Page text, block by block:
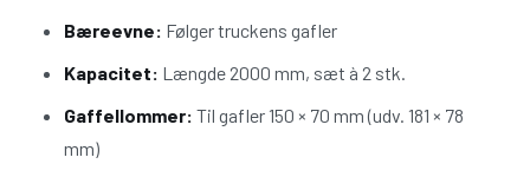
Bæreevne: Følger truckens gafler
Kapacitet: Længde 2000 mm, sæt à 2 stk.
Gaffellommer: Til gafler 150 × 70 mm (udv. 181 × 78
mm)